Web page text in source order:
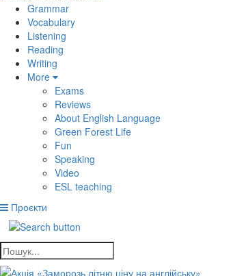
Grammar
Vocabulary
Listening
Reading
Writing
More
Exams
Reviews
About English Language
Green Forest Life
Fun
Speaking
Video
ESL teaching
Проєкти